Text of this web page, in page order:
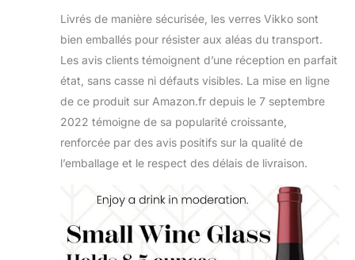
simplement comme ça.
Passe au lave-vaisselle
: passez moins de
temps à laver et plus de
temps à faire les
choses que vous
aimez, avec les
personnes que vous
aimez. (comme profiter
d'une autre boisson
délicieuse). Parce que
c'est vraiment ça la vie,
n'est-ce pas ? Le fond
plat signifie que vous
n'aurez pas de puits
Livrés de manière sécurisée, les verres Vikko sont
bien emballés pour résister aux aléas du transport.
Les avis clients témoignent d’une réception en parfait
état, sans casse ni défauts visibles. La mise en ligne
de ce produit sur Amazon.fr depuis le 7 septembre
2022 témoigne de sa popularité croissante,
renforcée par des avis positifs sur la qualité de
l’emballage et le respect des délais de livraison.